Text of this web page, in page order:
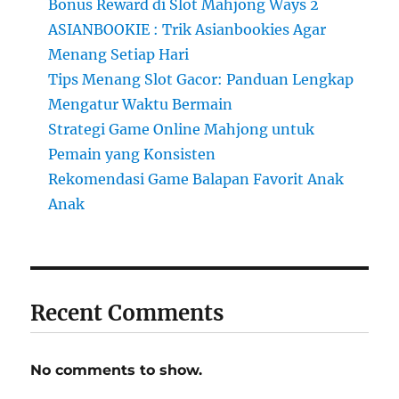
Bonus Reward di Slot Mahjong Ways 2
ASIANBOOKIE : Trik Asianbookies Agar
Menang Setiap Hari
Tips Menang Slot Gacor: Panduan Lengkap
Mengatur Waktu Bermain
Strategi Game Online Mahjong untuk
Pemain yang Konsisten
Rekomendasi Game Balapan Favorit Anak
Anak
Recent Comments
No comments to show.